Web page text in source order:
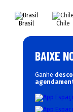
Brasil Chile
BAIXE
Ganhe